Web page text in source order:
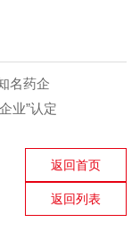
名药企
业”认定
返回首页
返回列表